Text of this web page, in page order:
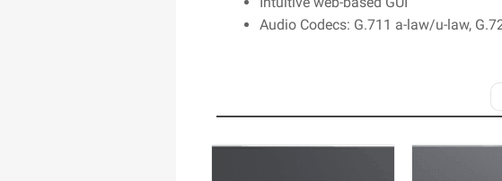
Audio Codecs: G.711 a-law/u-law,